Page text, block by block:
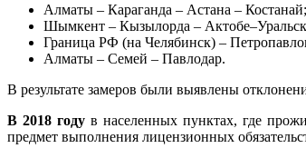
Алматы – Караганда – Астана – Костанай;
Шымкент – Кызылорда –
Граница РФ (на Челябинск) –
Алматы – Семей – Павлодар.
В результате замеров были выявлены
В 2018 году в населенных пунктах, где
предмет выполнения лицензионных